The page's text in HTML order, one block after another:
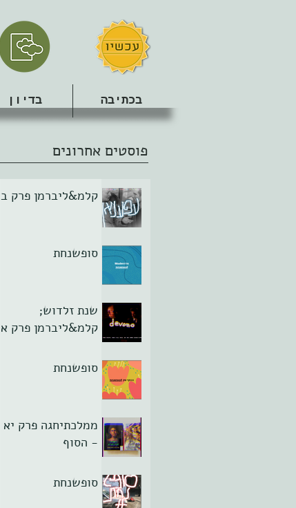
בכתיבה בדיון
פוסטים אחרונים
קלמ&ליברמן פרק ב
סופשנחת
שנת זלדוש;
קלמ&ליברמן פרק א
סופשנחת
ממלכתיחגה פרק יא
- הסוף
סופשנחת